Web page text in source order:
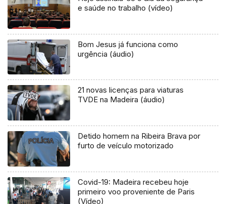
e saúde no trabalho (vídeo)
Bom Jesus já funciona como
urgência (áudio)
21 novas licenças para viaturas
TVDE na Madeira (áudio)
Detido homem na Ribeira Brava por
furto de veículo motorizado
Covid-19: Madeira recebeu hoje
primeiro voo proveniente de Paris
(Vídeo)